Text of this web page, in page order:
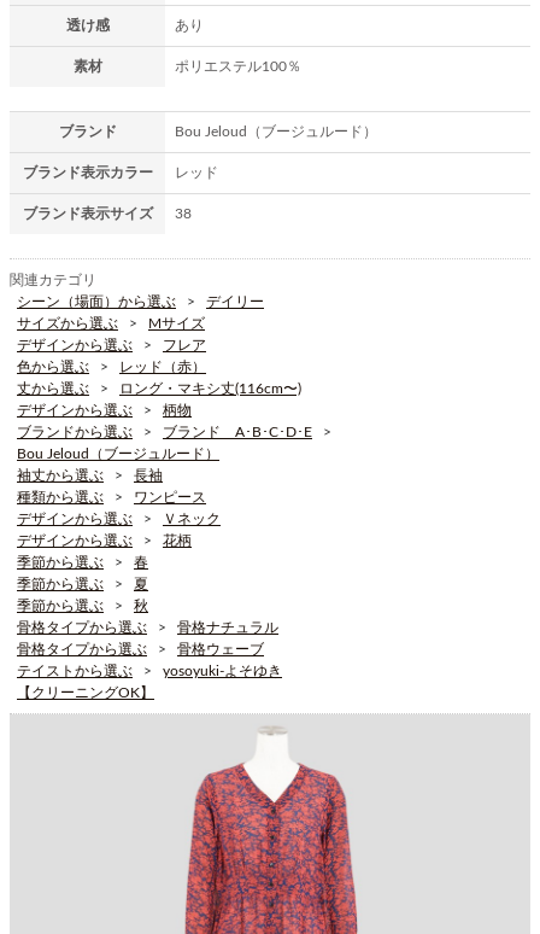
透け感 あり
素材 ポリエステル100％
ブランド Bou Jeloud（ブージュルード）
ブランド表示カラー レッド
ブランド表示サイズ 38
関連カテゴリ
シーン（場面）から選ぶ
デイリー
サイズから選ぶ
Mサイズ
デザインから選ぶ
フレア
色から選ぶ
レッド（赤）
丈から選ぶ
ロング・マキシ丈(116cm〜)
デザインから選ぶ
柄物
ブランドから選ぶ
ブランド A･B･C･D･E
Bou Jeloud（ブージュルード）
袖丈から選ぶ
長袖
種類から選ぶ
ワンピース
デザインから選ぶ
Ｖネック
デザインから選ぶ
花柄
季節から選ぶ
春
季節から選ぶ
夏
季節から選ぶ
秋
骨格タイプから選ぶ
骨格ナチュラル
骨格タイプから選ぶ
骨格ウェーブ
テイストから選ぶ
yosoyuki-よそゆき
【クリーニングOK】